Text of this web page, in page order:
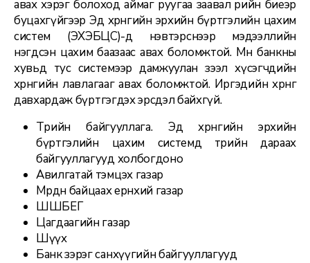
авах хэрэг болоход аймаг руугаа заавал өөрийн биеэр
буцахгүйгээр Эд хөрөнгийн эрхийн бүртгэлийн цахим
систем (ЭХЭБЦС)-д нэвтэрснээр мэдээллийн
нэгдсэн цахим баазаас авах боломжтой. Мөн банкны
хувьд тус системээр дамжуулан зээл хүсэгчдийн
хөрөнгийн лавлагааг авах боломжтой. Иргэдийн хөрөнгө
давхардаж бүртгэгдэх эрсдэл байхгүй.
Төрийн байгууллага. Эд хөрөнгийн эрхийн
бүртгэлийн цахим системд төрийн дараах
байгууллагууд холбогдоно
Авилгатай тэмцэх газар
Мөрдөн байцаах ерөнхий газар
ШШБЕГ
Цагдаагийн газар
Шүүх
Банк зэрэг санхүүгийн байгууллагууд